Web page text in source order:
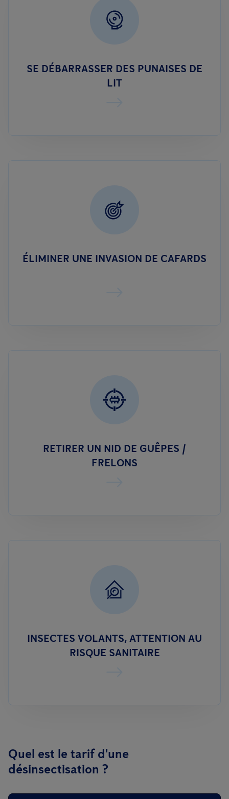
SE DÉBARRASSER DES PUNAISES DE
LIT
ÉLIMINER UNE INVASION DE CAFARDS
RETIRER UN NID DE GUÊPES /
FRELONS
INSECTES VOLANTS, ATTENTION AU
RISQUE SANITAIRE
Quel est le tarif d'une
désinsectisation ?